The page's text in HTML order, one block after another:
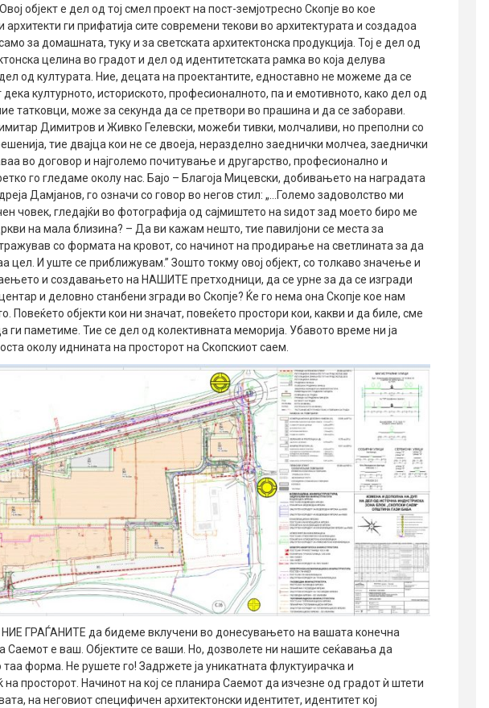
објект е дел од тој смел проект на пост-земјотресно Скопје во кое
ги прифатија сите современи текови во архитектурата и создадоа
за домашната, туку и за светската архитектонска продукција. Тој е дел од
целина во градот и дел од идентитетската рамка во која делува
од културата. Ние, децата на проектантите, едноставно не можеме да се
културното, историското, професионалното, па и емотивното, како дел од
татковци, може за секунда да се претвори во прашина и да се заборави.
Димитров и Живко Гелевски, можеби тивки, молчаливи, но преполни со
тие двајца кои не се двоеја, неразделно заеднички молчеа, заеднички
во договор и најголемо почитување и другарство, професионално и
го гледаме околу нас. Бајо – Благоја Мицевски, добивањето на наградата
Дамјанов, го означи со говор во негов стил: „…Големо задоволство ми
човек, гледајќи во фотографија од сајмиштето на ѕидот зад моето биро ме
на мала близина? – Да ви кажам нешто, тие павилјони се места за
со формата на кровот, со начинот на продирање на светлината за да
цел. И уште се приближувам.” Зошто токму овој објект, со толкаво значење и
и создавањето на НАШИТЕ претходници, да се урне за да се изгради
и деловно станбени згради во Скопје? Ќе го нема она Скопје кое нам
Повеќето објекти кои ни значат, повеќето простори кои, какви и да биле, сме
ги паметиме. Тие се дел од колективната меморија. Убавото време ни ја
околу иднината на просторот на Скопскиот саем.
НИЕ ГРАЃАНИТЕ да бидеме вклучени во донесувањето на вашата конечна
Саемот е ваш. Објектите се ваши. Но, дозволете ни нашите сеќавања да
таа форма. Не рушете го! Задржете ја уникатната флуктуирачка и
просторот. Начинот на кој се планира Саемот да изчезне од градот ѝ штети
на неговиот специфичен архитектонски идентитет, идентитет кој